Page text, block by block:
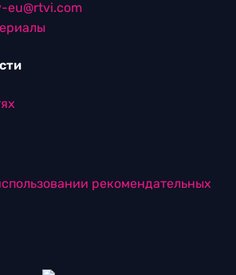
eu@rtvi.com
рекомендательных